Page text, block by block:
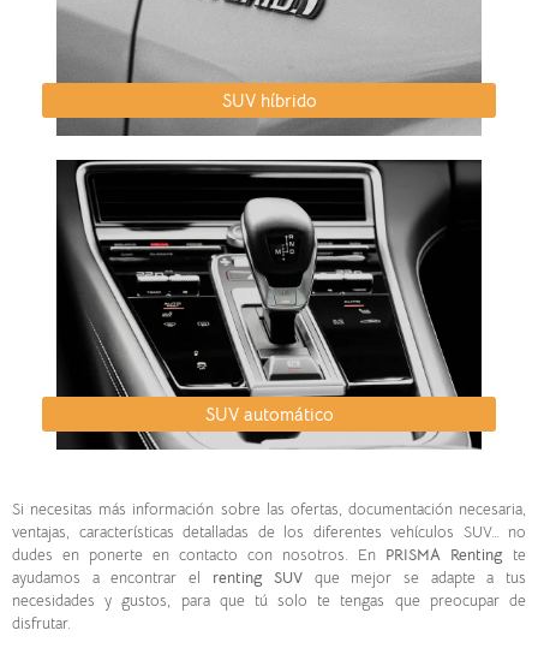
SUV híbrido
SUV automático
Si necesitas más información sobre las ofertas, documentación necesaria,
ventajas, características detalladas de los diferentes vehículos SUV… no
dudes en ponerte en contacto con nosotros. En PRISMA Renting te
ayudamos a encontrar el renting SUV que mejor se adapte a tus
necesidades y gustos, para que tú solo te tengas que preocupar de
disfrutar.